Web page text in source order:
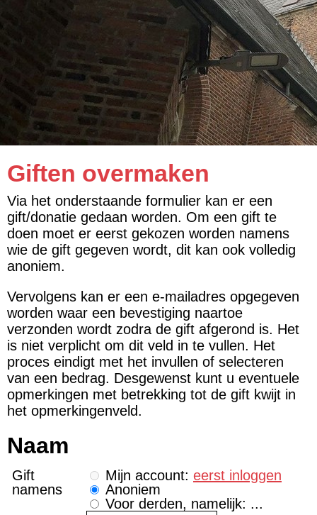
Giften overmaken
Via het onderstaande formulier kan er een
gift/donatie gedaan worden. Om een gift te
doen moet er eerst gekozen worden namens
wie de gift gegeven wordt, dit kan ook volledig
anoniem.
Vervolgens kan er een e-mailadres opgegeven
worden waar een bevestiging naartoe
verzonden wordt zodra de gift afgerond is. Het
is niet verplicht om dit veld in te vullen. Het
proces eindigt met het invullen of selecteren
van een bedrag. Desgewenst kunt u eventuele
opmerkingen met betrekking tot de gift kwijt in
het opmerkingenveld.
Naam
Gift
namens
Mijn account: eerst inloggen
Anoniem
Voor derden, namelijk: ...